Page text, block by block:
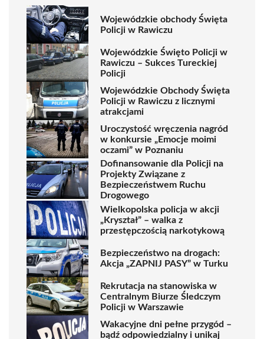
Wojewódzkie obchody Święta
Policji w Rawiczu
Wojewódzkie Święto Policji w
Rawiczu – Sukces Tureckiej
Policji
Wojewódzkie Obchody Święta
Policji w Rawiczu z licznymi
atrakcjami
Uroczystość wręczenia nagród
w konkursie „Emocje moimi
oczami” w Poznaniu
Dofinansowanie dla Policji na
Projekty Związane z
Bezpieczeństwem Ruchu
Drogowego
Wielkopolska policja w akcji
„Kryształ” – walka z
przestępczością narkotykową
Bezpieczeństwo na drogach:
Akcja „ZAPNIJ PASY” w Turku
Rekrutacja na stanowiska w
Centralnym Biurze Śledczym
Policji w Warszawie
Wakacyjne dni pełne przygód –
bądź odpowiedzialny i unikaj